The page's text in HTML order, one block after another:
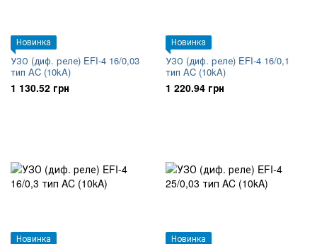
Новинка
УЗО (диф. реле) EFI-4 16/0,03
тип AC (10kA)
1 130.52 грн
Новинка
УЗО (диф. реле) EFI-4 16/0,1
тип AC (10kA)
1 220.94 грн
Новинка Новинка